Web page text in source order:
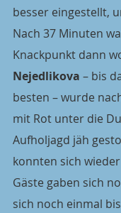
besser eingestellt,
Nach 37 Minuten
Knackpunkt dann
Nejedlikova – bis
besten – wurde
mit Rot unter die
Aufholjagd jäh
konnten sich
Gäste gaben sich
sich noch einmal